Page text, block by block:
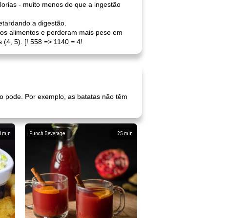
- muito menos do que a ingestão
a digestão.
alimentos e perderam mais peso em
5). [! 558 => 1140 = 4!
pode. Por exemplo, as batatas não têm
min 25 min
Punch Beverage